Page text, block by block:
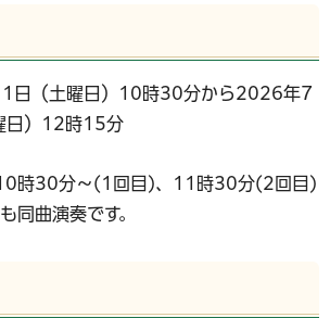
日（土曜日）10時30分から2026年7
日）12時15分
10時30分～(1回目)、11時30分(2回目)
同曲演奏です。